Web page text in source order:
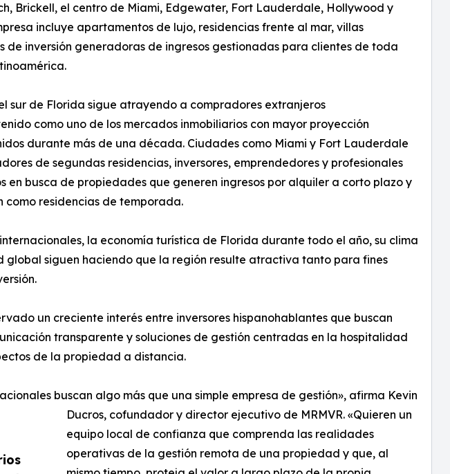
Brickell, el centro de Miami, Edgewater, Fort Lauderdale, Hollywood y
incluye apartamentos de lujo, residencias frente al mar, villas
de inversión generadoras de ingresos gestionadas para clientes de toda
sur de Florida sigue atrayendo a compradores extranjeros
como uno de los mercados inmobiliarios con mayor proyección
durante más de una década. Ciudades como Miami y Fort Lauderdale
de segundas residencias, inversores, emprendedores y profesionales
en busca de propiedades que generen ingresos por alquiler a corto plazo y
como residencias de temporada.
la economía turística de Florida durante todo el año, su clima
global siguen haciendo que la región resulte atractiva tanto para fines
un creciente interés entre inversores hispanohablantes que buscan
transparente y soluciones de gestión centradas en la hospitalidad
de la propiedad a distancia.
buscan algo más que una simple empresa de gestión», afirma Kevin
Ducros, cofundador y director ejecutivo de MRMVR. «Quieren un
equipo local de confianza que comprenda las realidades
operativas de la gestión remota de una propiedad y que, al